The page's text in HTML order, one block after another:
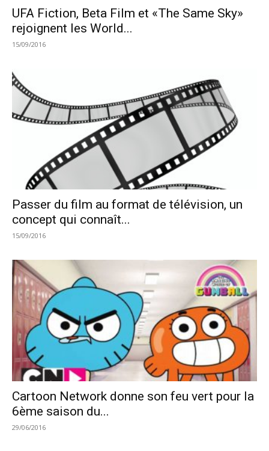
UFA Fiction, Beta Film et «The Same Sky»
rejoignent les World...
15/09/2016
Passer du film au format de télévision, un
concept qui connaît...
15/09/2016
Cartoon Network donne son feu vert pour la
6ème saison du...
29/06/2016